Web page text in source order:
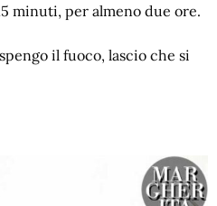
minuti, per almeno due ore.
il fuoco, lascio che si